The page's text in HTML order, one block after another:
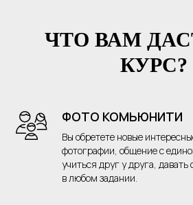
ЧТО ВАМ
КУРС?
ФОТО КОМЬЮНИТИ
Вы обретете новые
фотографии, общение с
учиться друг у друга,
в любом задании.